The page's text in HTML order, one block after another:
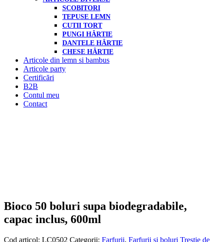
SCOBITORI
TEPUSE LEMN
CUTII TORT
PUNGI HÂRTIE
DANTELE HÂRTIE
CHESE HÂRTIE
Articole din lemn si bambus
Articole party
Certificări
B2B
Contul meu
Contact
Bioco 50 boluri supa biodegradabile,
capac inclus, 600ml
Cod articol: LC0502 Categorii: Farfurii, Farfurii si boluri Trestie de